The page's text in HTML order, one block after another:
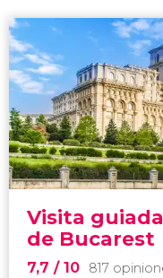
Visita
de Bucarest
7,7 / 10 817